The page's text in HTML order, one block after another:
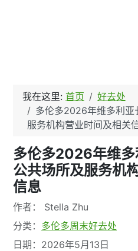
我在这里: 首页
好去处
多伦多2026年维多利亚
服务机构营业时间及相关
多伦多2026年维多
公共场所及服务机
信息
文章信息
作者： Stella Zhu
分类： 多伦多周末好去处
日期：2026年5月13日